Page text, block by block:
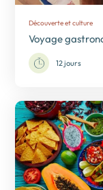
Découverte et culture
Voyage
12 jours